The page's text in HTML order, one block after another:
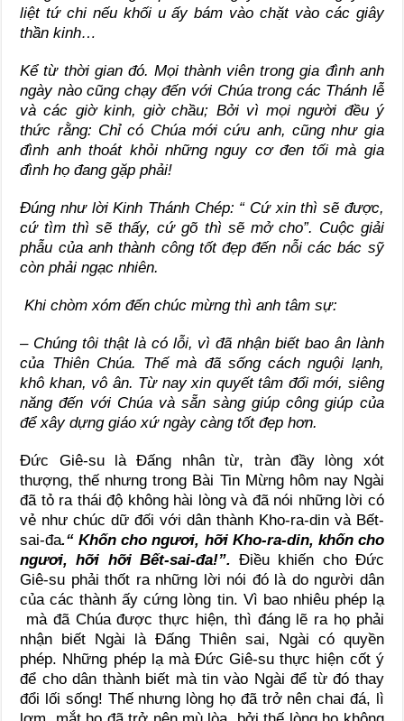
liệt tứ chi nếu khối u ấy bám vào chặt vào các giây
thần kinh…
Kể từ thời gian đó. Mọi thành viên trong gia đình anh
ngày nào cũng chạy đến với Chúa trong các Thánh lễ
và các giờ kinh, giờ chầu; Bởi vì mọi người đều ý
thức rằng: Chỉ có Chúa mới cứu anh, cũng như gia
đình anh thoát khỏi những nguy cơ đen tối mà gia
đình họ đang gặp phải!
Đúng như lời Kinh Thánh Chép: “ Cứ xin thì sẽ được,
cứ tìm thì sẽ thấy, cứ gõ thì sẽ mở cho”. Cuộc giải
phẫu của anh thành công tốt đẹp đến nỗi các bác sỹ
còn phải ngạc nhiên.
Khi chòm xóm đến chúc mừng thì anh tâm sự:
– Chúng tôi thật là có lỗi, vì đã nhận biết bao ân lành
của Thiên Chúa. Thế mà đã sống cách nguội lạnh,
khô khan, vô ân. Từ nay xin quyết tâm đổi mới, siêng
năng đến với Chúa và sẵn sàng giúp công giúp của
để xây dựng giáo xứ ngày càng tốt đẹp hơn.
Đức Giê-su là Đấng nhân từ, tràn đầy lòng xót
thượng, thế nhưng trong Bài Tin Mừng hôm nay Ngài
đã tỏ ra thái độ không hài lòng và đã nói những lời có
vẻ như chúc dữ đối với dân thành Kho-ra-din và Bết-
sai-đa.“ Khốn cho ngươi, hỡi Kho-ra-din, khốn cho
ngươi, hỡi hỡi Bết-sai-đa!”. Điều khiến cho Đức
Giê-su phải thốt ra những lời nói đó là do người dân
của các thành ấy cứng lòng tin. Vì bao nhiêu phép lạ
mà đã Chúa được thực hiện, thì đáng lẽ ra họ phải
nhận biết Ngài là Đấng Thiên sai, Ngài có quyền
phép. Những phép lạ mà Đức Giê-su thực hiện cốt ý
để cho dân thành biết mà tin vào Ngài để từ đó thay
đổi lối sống! Thế nhưng lòng họ đã trở nên chai đá, lì